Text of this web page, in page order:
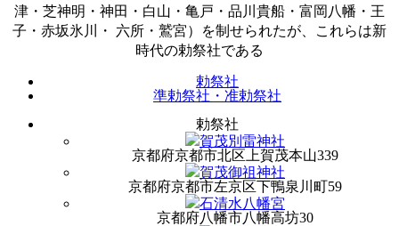
津・芝神明・神田・白山・亀戸・品川貴船・富岡八幡・王
子・赤坂氷川・ 六所・鷲宮）を制せられたが、これらは新
時代の勅祭社である
勅祭社
準勅祭社・准勅祭社
勅祭社
賀茂別雷神社
京都府京都市北区上賀茂本山339
賀茂御祖神社
京都府京都市左京区下鴨泉川町59
石清水八幡宮
京都府八幡市八幡高坊30